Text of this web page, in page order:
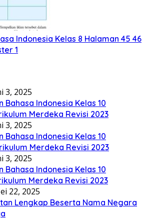
Indonesia Kelas 8 Halaman 45 46
1
3, 2025
Bahasa Indonesia Kelas 10
Merdeka Revisi 2023
3, 2025
Bahasa Indonesia Kelas 10
Merdeka Revisi 2023
3, 2025
Bahasa Indonesia Kelas 10
Merdeka Revisi 2023
22, 2025
Lengkap Beserta Nama Negara